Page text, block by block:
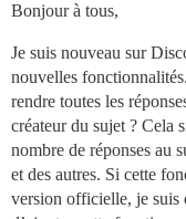
Bonjour à tous,
Je suis nouveau sur
nouvelles
rendre toutes les
créateur du sujet ? Cela
nombre de réponses au
et des autres. Si cette
version officielle, je suis